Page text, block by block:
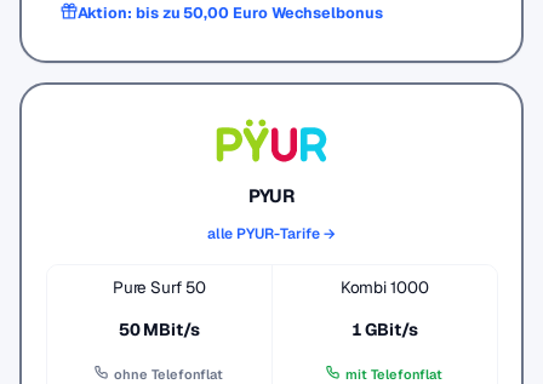
Aktion: bis zu 50,00 Euro Wechselbonus
PYUR
alle PYUR-Tarife →
Pure Surf 50
50 MBit/s
ohne Telefonflat
Kombi 1000
1 GBit/s
mit Telefonflat